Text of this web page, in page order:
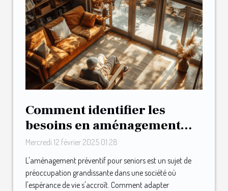
Comment identifier les
besoins en aménagement
préventif pour seniors
Mercredi 12 février 2025 01:28
L'aménagement préventif pour seniors est un sujet de
préoccupation grandissante dans une société où
l'espérance de vie s'accroît. Comment adapter